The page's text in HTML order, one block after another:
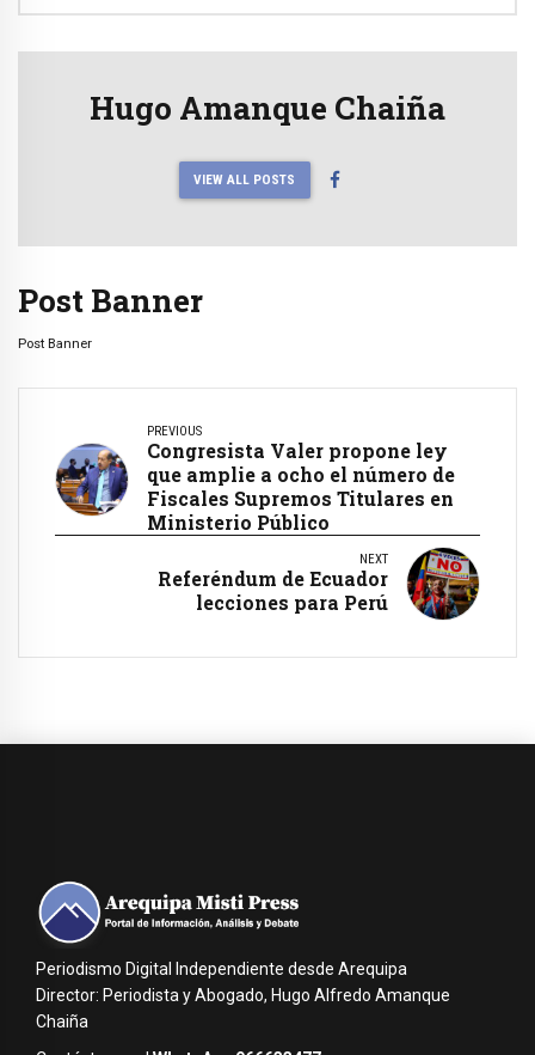
Hugo Amanque Chaiña
VIEW ALL POSTS
Post Banner
Post Banner
PREVIOUS
Congresista Valer propone ley
que amplie a ocho el número de
Fiscales Supremos Titulares en
Ministerio Público
NEXT
Referéndum de Ecuador
lecciones para Perú
Periodismo Digital Independiente desde Arequipa
Director: Periodista y Abogado, Hugo Alfredo Amanque
Chaiña